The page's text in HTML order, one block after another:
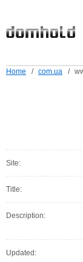
Home / com.ua /
Site:
Title:
Description:
Updated: